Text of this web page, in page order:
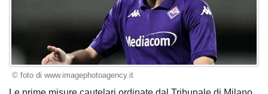
© foto di www.imagephotoagency.it